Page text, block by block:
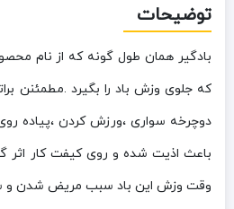
توضیحات
بادگیر همان طول گونه که از نام
که جلوی وزش باد را بگیرد .مطمئنن
دوچرخه سواری ،ورزش کردن ،پیاده
باعث اذیت شده و روی کیفت کار اثر
وقت وزش این باد سبب مریض شدن و